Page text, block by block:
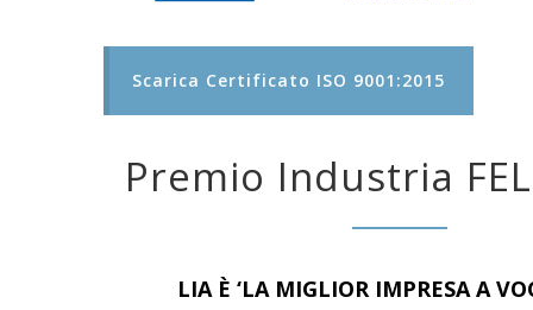
Scarica Certificato ISO 9001:2015
Premio Industria
LIA È ‘LA MIGLIOR IMPRESA A